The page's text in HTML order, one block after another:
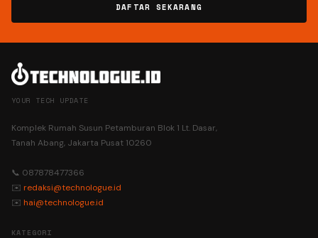
DAFTAR SEKARANG
YOUR TECH UPDATE
Komplek Rumah Susun Petamburan Blok 1 Lt. Dasar,
Tanah Abang, Jakarta Pusat 10260
📞 087878477366
✉️ redaksi@technologue.id
✉️ hai@technologue.id
KATEGORI